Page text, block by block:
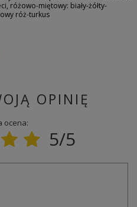
różowo-miętowy: biały-żółty-
róż-turkus
OPINIĘ
ocena:
5/5